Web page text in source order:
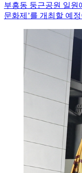
부흥동 둥근공원 일원
문화제’를 개최할 예